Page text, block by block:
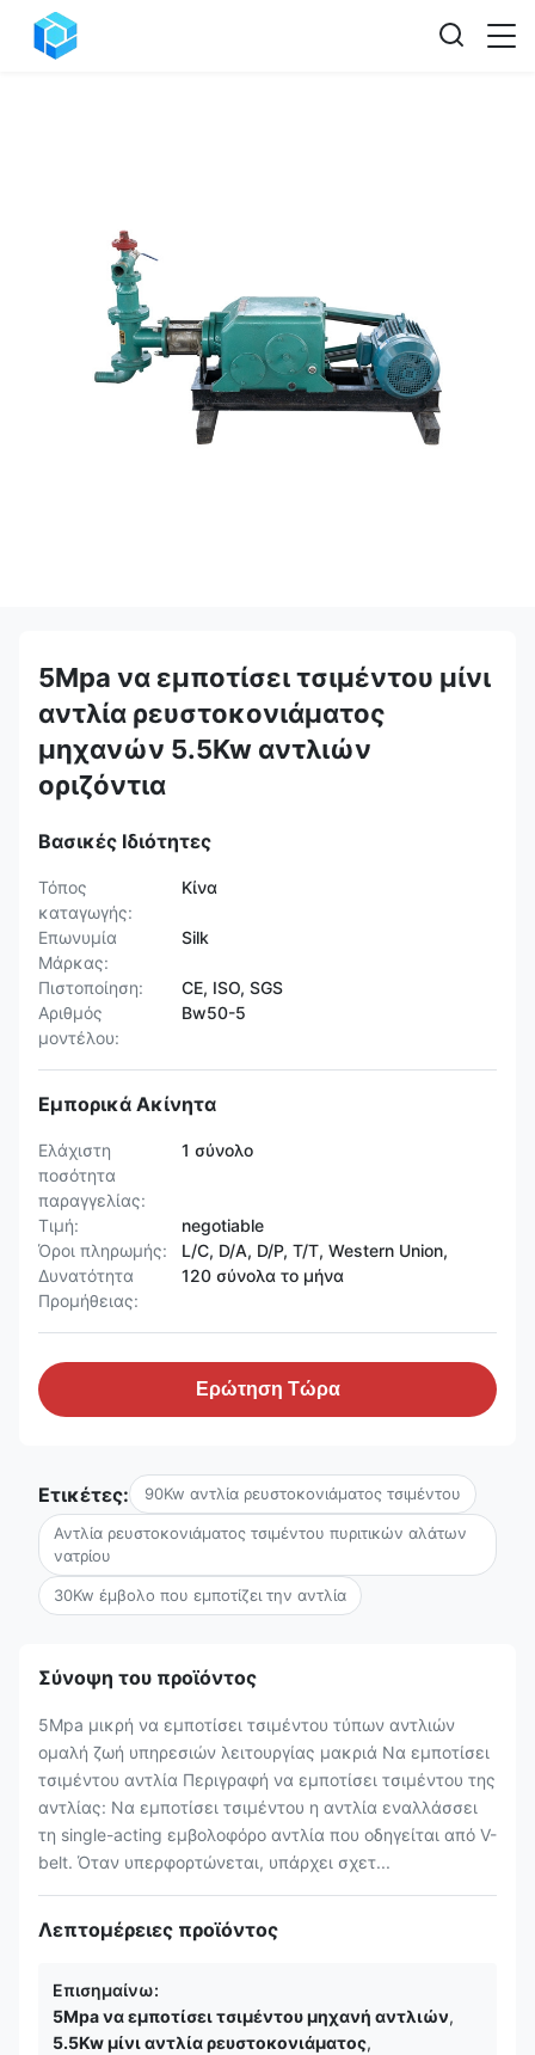
5Mpa να εμποτίσει τσιμέντου μίνι
αντλία ρευστοκονιάματος
μηχανών 5.5Kw αντλιών
οριζόντια
Βασικές Ιδιότητες
Τόπος
καταγωγής:
Κίνα
Επωνυμία
Μάρκας:
Silk
Πιστοποίηση:
CE, ISO, SGS
Αριθμός
μοντέλου:
Bw50-5
Εμπορικά Ακίνητα
Ελάχιστη
ποσότητα
παραγγελίας:
1 σύνολο
Τιμή:
negotiable
Όροι πληρωμής:
L/C, D/A, D/P, T/T, Western Union,
Δυνατότητα
Προμήθειας:
120 σύνολα το μήνα
Ερώτηση Τώρα
Ετικέτες: 90Kw αντλία ρευστοκονιάματος τσιμέντου
Αντλία ρευστοκονιάματος τσιμέντου πυριτικών αλάτων
νατρίου
30Kw έμβολο που εμποτίζει την αντλία
Σύνοψη του προϊόντος
5Mpa μικρή να εμποτίσει τσιμέντου τύπων αντλιών
ομαλή ζωή υπηρεσιών λειτουργίας μακριά Να εμποτίσει
τσιμέντου αντλία Περιγραφή να εμποτίσει τσιμέντου της
αντλίας: Να εμποτίσει τσιμέντου η αντλία εναλλάσσει
τη single-acting εμβολοφόρο αντλία που οδηγείται από V-
belt. Όταν υπερφορτώνεται, υπάρχει σχετ...
Λεπτομέρειες προϊόντος
Επισημαίνω:
5Mpa να εμποτίσει τσιμέντου μηχανή αντλιών,
5.5Kw μίνι αντλία ρευστοκονιάματος,